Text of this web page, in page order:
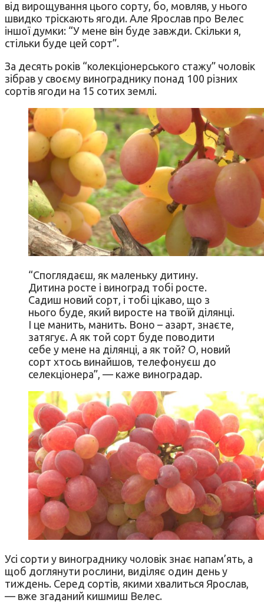
від вирощування цього сорту, бо, мовляв, у нього
швидко тріскають ягоди. Але Ярослав про Велес
іншої думки: “У мене він буде завжди. Скільки я,
стільки буде цей сорт”.
За десять років “колекціонерського стажу” чоловік
зібрав у своєму винограднику понад 100 різних
сортів ягоди на 15 сотих землі.
“Споглядаєш, як маленьку дитину.
Дитина росте і виноград тобі росте.
Садиш новий сорт, і тобі цікаво, що з
нього буде, який виросте на твоїй ділянці.
І це манить, манить. Воно – азарт, знаєте,
затягує. А як той сорт буде поводити
себе у мене на ділянці, а як той? О, новий
сорт хтось винайшов, телефонуєш до
селекціонера”, — каже виноградар.
Усі сорти у винограднику чоловік знає напам’ять, а
щоб доглянути рослини, виділяє один день у
тиждень. Серед сортів, якими хвалиться Ярослав,
— вже згаданий кишмиш Велес.